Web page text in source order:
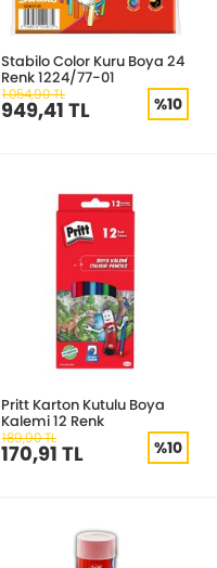
Stabilo Color Kuru Boya 24
Renk 1224/77-01
1.054,90 TL
949,41 TL %10
Pritt Karton Kutulu Boya
Kalemi 12 Renk
189,90 TL
170,91 TL %10